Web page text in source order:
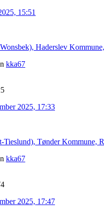
15:51
Haderslev
kka67
2025, 17:33
Tieslund), Tønder Kommune,
kka67
2025, 17:47